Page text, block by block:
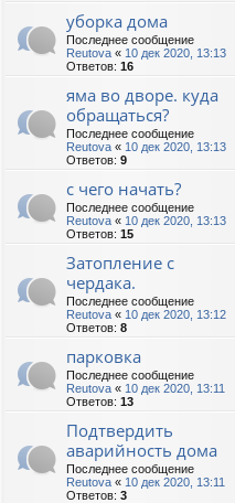
уборка дома
Последнее сообщение
Reutova « 10 дек 2020, 13:13
Ответов: 16
яма во дворе. куда
обращаться?
Последнее сообщение
Reutova « 10 дек 2020, 13:13
Ответов: 9
с чего начать?
Последнее сообщение
Reutova « 10 дек 2020, 13:13
Ответов: 15
Затопление с
чердака.
Последнее сообщение
Reutova « 10 дек 2020, 13:12
Ответов: 8
парковка
Последнее сообщение
Reutova « 10 дек 2020, 13:11
Ответов: 13
Подтвердить
аварийность дома
Последнее сообщение
Reutova « 10 дек 2020, 13:11
Ответов: 3